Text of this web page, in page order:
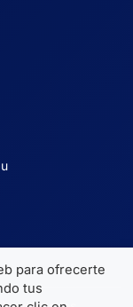
para ofrecerte
tus